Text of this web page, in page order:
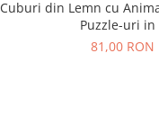
Cuburi din Lemn cu
Puzzle-uri in
81,00 RON